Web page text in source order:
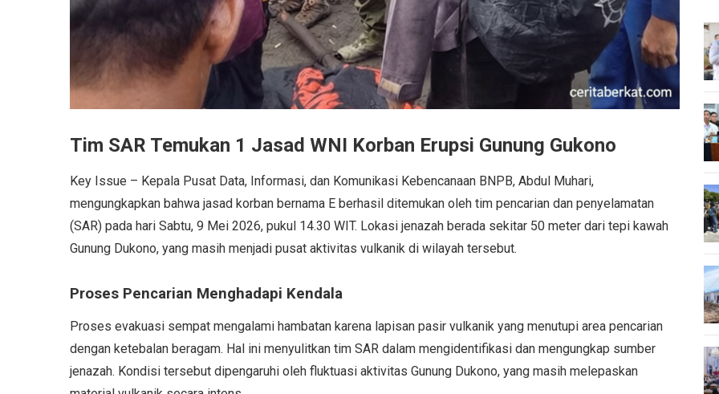
Tim SAR Temukan 1 Jasad WNI Korban Erupsi Gunung Gukono
Key Issue – Kepala Pusat Data, Informasi, dan Komunikasi Kebencanaan BNPB, Abdul Muhari,
mengungkapkan bahwa jasad korban bernama E berhasil ditemukan oleh tim pencarian dan penyelamatan
(SAR) pada hari Sabtu, 9 Mei 2026, pukul 14.30 WIT. Lokasi jenazah berada sekitar 50 meter dari tepi kawah
Gunung Dukono, yang masih menjadi pusat aktivitas vulkanik di wilayah tersebut.
Proses Pencarian Menghadapi Kendala
Proses evakuasi sempat mengalami hambatan karena lapisan pasir vulkanik yang menutupi area pencarian
dengan ketebalan beragam. Hal ini menyulitkan tim SAR dalam mengidentifikasi dan mengungkap sumber
jenazah. Kondisi tersebut dipengaruhi oleh fluktuasi aktivitas Gunung Dukono, yang masih melepaskan